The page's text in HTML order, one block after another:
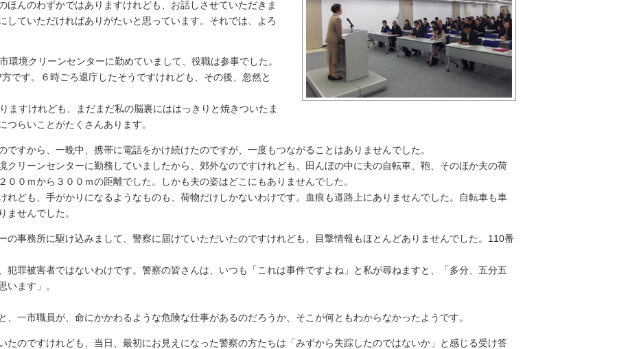
ほんのわずかではありますけれども、お話しさせていただきま
していただければありがたいと思っています。それでは、よろ
環境クリーンセンターに勤めていまして、役職は参事でした。
です。６時ごろ退庁したそうですけれども、その後、忽然と
ますけれども、まだまだ私の脳裏にははっきりと焼きついたま
つらいことがたくさんあります。
ですから、一晩中、携帯に電話をかけ続けたのですが、一度もつながることはありませんでした。
リーンセンターに勤務していましたから、郊外なのですけれども、田んぼの中に夫の自転車、鞄、そのほか夫の荷
００ｍから３００ｍの距離でした。しかも夫の姿はどこにもありませんでした。
ども、手がかりになるようなものも、荷物だけしかないわけです。血痕も道路上にありませんでした。自転車も車
ませんでした。
の事務所に駆け込みまして、警察に届けていただいたのですけれども、目撃情報もほとんどありませんでした。110番
罪被害者ではないわけです。警察の皆さんは、いつも「これは事件ですよね」と私が尋ねますと、「多分、五分五
います」。
一市職員が、命にかかわるような危険な仕事があるのだろうか、そこが何ともわからなかったようです。
たのですけれども、当日、最初にお見えになった警察の方たちは「みずから失踪したのではないか」と感じる受け答